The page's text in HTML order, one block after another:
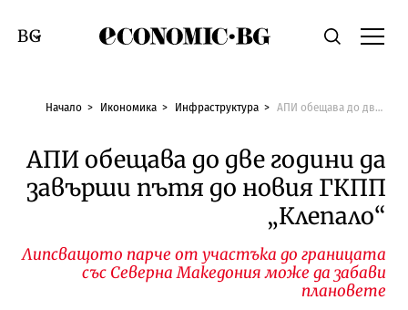
Economic.bgТърсене
Смяна на език
Начало Икономика Инфраструктура АПИ обещава до две години да завърши пътя до новия ГКПП „Клепало“
АПИ обещава до две години да
завърши пътя до новия ГКПП
„Клепало“
Липсващото парче от участъка до границата
със Северна Македония може да забави
плановете